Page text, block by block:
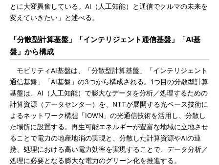
とに大変興奮している。AI（人工知能）と通信でクルマの未来を
変えていきたい」と述べる。
「分散型計算基盤」「インテリジェント通信基盤」「AI基
盤」から構成
モビリティAI基盤は、「分散型計算基盤」「インテリジェント
通信基盤」「AI基盤」の3つから構成される。1つ目の分散型計算
基盤は、AI（人工知能）で膨大なデータを分析／処理するための
計算資源（データセンター）を、NTTが展開する光ベース技術に
よるネットワーク構想「IOWN」の光通信技術を活用し、分散し
た場所に設置する。再生可能エネルギーが豊富な地域に立地させ
ることで電力の地産地消の実現と、分散した計算資源やAIの連
携、処理における高い電力効率を実現することで、データ分析／
処理に必要となる膨大な電力のグリーン化を推進する。